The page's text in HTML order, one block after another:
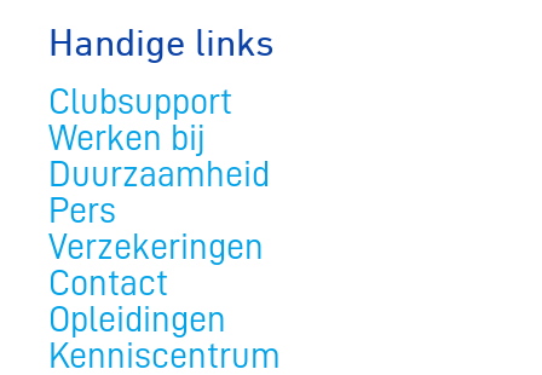
Handige links
Clubsupport
Werken bij
Duurzaamheid
Pers
Verzekeringen
Contact
Opleidingen
Kenniscentrum